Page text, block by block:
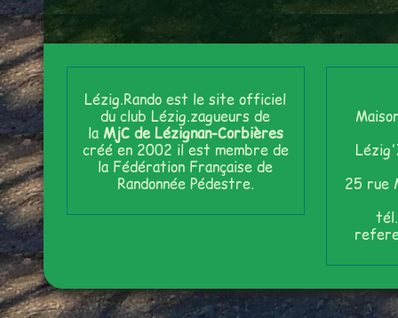
Lézig.Rando est le site officiel
du club Lézig.zagueurs de
la MjC de Lézignan-Corbières
créé en 2002 il est membre de
la Fédération Française de
Randonnée Pédestre.
25 rue